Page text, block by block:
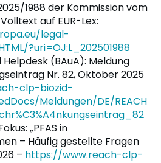
1988 der Kommission vom
auf EUR-Lex:
legal-
?uri=OJ:L_202501988
Helpdesk (BAuA): Meldung
Nr. 82, Oktober 2025
clp-biozid-
Meldungen/DE/REACH
„PFAS in
– Häufig gestellte Fragen
– https://www.reach-clp-